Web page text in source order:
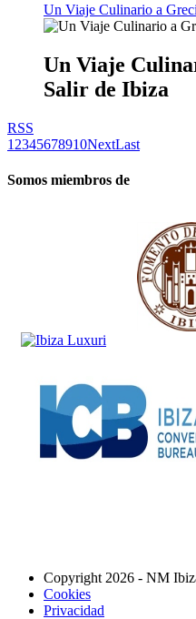
Un Viaje Culinario a
Un Viaje
Salir de Ibiza
RSS
1 2345678910NextLast
Somos miembros de
Copyright 2026 - NM
Cookies
Privacidad